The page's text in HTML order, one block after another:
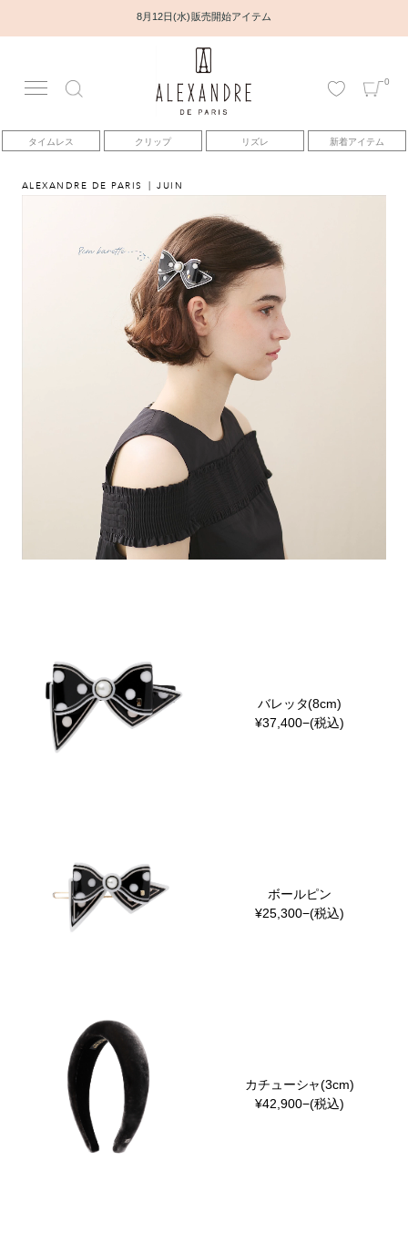
8月12日(水) 販売開始アイテム
0
タイムレス クリップ リズレ 新着アイテム
アカウント
アイテム
コレクション
ヘアアレンジ動画
クラフトマンシップ
ALEXANDRE DE PARIS JUIN
バレッタ(8cm)
¥37,400−(税込)
ボールピン
¥25,300−(税込)
カチューシャ(3cm)
¥42,900−(税込)